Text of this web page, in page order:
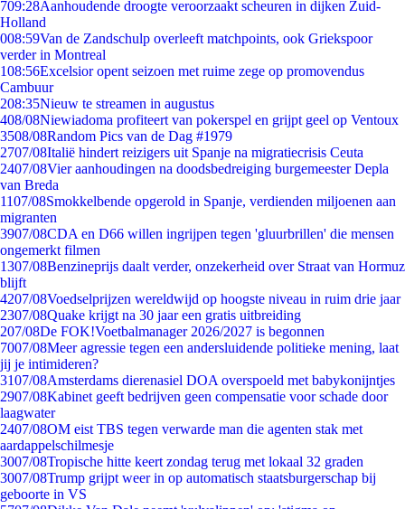
709:28Aanhoudende droogte veroorzaakt scheuren in dijken Zuid-
Holland
008:59Van de Zandschulp overleeft matchpoints, ook Griekspoor
verder in Montreal
108:56Excelsior opent seizoen met ruime zege op promovendus
Cambuur
208:35Nieuw te streamen in augustus
408/08Niewiadoma profiteert van pokerspel en grijpt geel op Ventoux
3508/08Random Pics van de Dag #1979
2707/08Italië hindert reizigers uit Spanje na migratiecrisis Ceuta
2407/08Vier aanhoudingen na doodsbedreiging burgemeester Depla
van Breda
1107/08Smokkelbende opgerold in Spanje, verdienden miljoenen aan
migranten
3907/08CDA en D66 willen ingrijpen tegen 'gluurbrillen' die mensen
ongemerkt filmen
1307/08Benzineprijs daalt verder, onzekerheid over Straat van Hormuz
blijft
4207/08Voedselprijzen wereldwijd op hoogste niveau in ruim drie jaar
2307/08Quake krijgt na 30 jaar een gratis uitbreiding
207/08De FOK!Voetbalmanager 2026/2027 is begonnen
7007/08Meer agressie tegen een andersluidende politieke mening, laat
jij je intimideren?
3107/08Amsterdams dierenasiel DOA overspoeld met babykonijntjes
2907/08Kabinet geeft bedrijven geen compensatie voor schade door
laagwater
2407/08OM eist TBS tegen verwarde man die agenten stak met
aardappelschilmesje
3007/08Tropische hitte keert zondag terug met lokaal 32 graden
3007/08Trump grijpt weer in op automatisch staatsburgerschap bij
geboorte in VS